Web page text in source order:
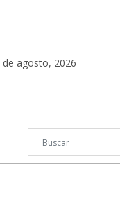
de agosto, 2026